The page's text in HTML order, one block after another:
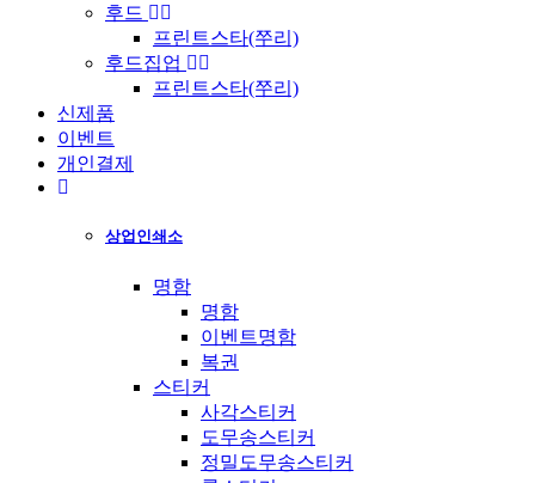
후드
프린트스타(쭈리)
후드집업
프린트스타(쭈리)
신제품
이벤트
개인결제
상업인쇄소
명함
명함
이벤트명함
복권
스티커
사각스티커
도무송스티커
정밀도무송스티커